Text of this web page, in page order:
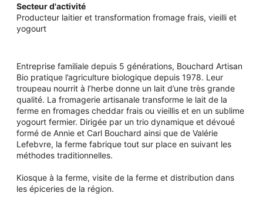
Secteur d'activité
Producteur laitier et transformation fromage frais, vieilli et
yogourt
Entreprise familiale depuis 5 générations, Bouchard Artisan
Bio pratique l’agriculture biologique depuis 1978. Leur
troupeau nourrit à l’herbe donne un lait d’une très grande
qualité. La fromagerie artisanale transforme le lait de la
ferme en fromages cheddar frais ou vieillis et en un sublime
yogourt fermier. Dirigée par un trio dynamique et dévoué
formé de Annie et Carl Bouchard ainsi que de Valérie
Lefebvre, la ferme fabrique tout sur place en suivant les
méthodes traditionnelles.
Kiosque à la ferme, visite de la ferme et distribution dans
les épiceries de la région.